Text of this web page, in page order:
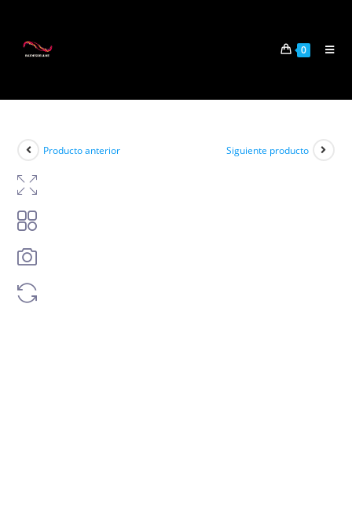
0
Producto anterior Siguiente producto